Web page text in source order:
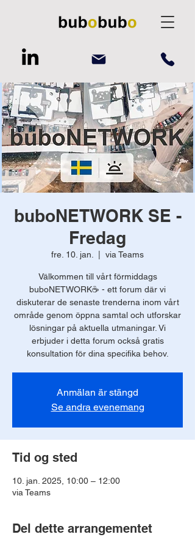
buboNETWORK SE -
Fredag
fre. 10. jan. via Teams
Välkommen till vårt förmiddags
buboNETWORK☕️ - ett forum där vi
diskuterar de senaste trenderna inom vårt
område genom öppna samtal och utforskar
lösningar på aktuella utmaningar. Vi
erbjuder i detta forum också gratis
konsultation för dina specifika behov.
Anmälan är stängd
Se andra evenemang
Tid og sted
10. jan. 2025, 10:00 – 12:00
via Teams
Del dette arrangementet